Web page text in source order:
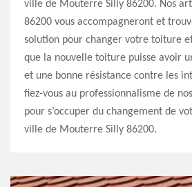
ville de Mouterre Silly 86200. Nos
86200 vous accompagneront et
solution pour changer votre toiture
que la nouvelle toiture puisse avoir
et une bonne résistance contre les
fiez-vous au professionnalisme de
pour s’occuper du changement de
ville de Mouterre Silly 86200.